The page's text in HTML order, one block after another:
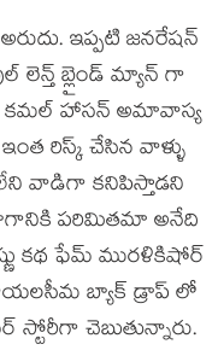
ఇప్పటి జనరేషన్
లెన్త్ బ్లైండ్ మ్యాన్ గా
కమల్ హాసన్ అమావాస్య
రిస్క్ చేసిన వాళ్ళు
వాడిగా కనిపిస్తాడని
పరిమితమా అనేది
కథ ఫేమ్ మురళికిషోర్
రాయలసీమ బ్యాక్ డ్రాప్ లో
చెబుతున్నారు.